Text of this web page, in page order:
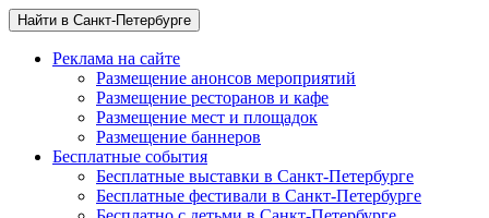
Найти в Санкт-Петербурге
Реклама на сайте
Размещение анонсов мероприятий
Размещение ресторанов и кафе
Размещение мест и площадок
Размещение баннеров
Бесплатные события
Бесплатные выставки в Санкт-Петербурге
Бесплатные фестивали в Санкт-Петербурге